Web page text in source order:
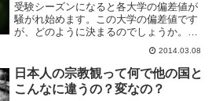
受験シーズンになると各大学の偏差値が
騒がれ始めます。この大学の偏差値です
が、どのように決まるのでしょうか。偏
差値の詳しい解説はこちらの記事もチェ
ック！大学の偏差値は受験者の偏差値で
決まる大学偏差値ランキングの偏差値
は、実はその大学を受験する...
2014.03.08
日本人の宗教観って何で他の国と
こんなに違うの？変なの？